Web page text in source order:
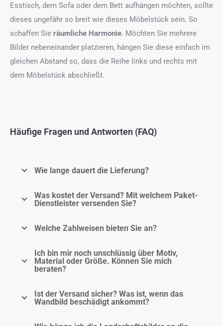
Esstisch, dem Sofa oder dem Bett aufhängen möchten, sollte
dieses ungefähr so breit wie dieses Möbelstück sein. So
schaffen Sie räumliche Harmonie. Möchten Sie mehrere
Bilder nebeneinander platzieren, hängen Sie diese einfach im
gleichen Abstand so, dass die Reihe links und rechts mit
dem Möbelstück abschließt.
Häufige Fragen und Antworten (FAQ)
Wie lange dauert die Lieferung?
Was kostet der Versand? Mit welchem Paket-
Dienstleister versenden Sie?
Welche Zahlweisen bieten Sie an?
Ich bin mir noch unschlüssig über Motiv,
Material oder Größe. Können Sie mich
beraten?
Ist der Versand sicher? Was ist, wenn das
Wandbild beschädigt ankommt?